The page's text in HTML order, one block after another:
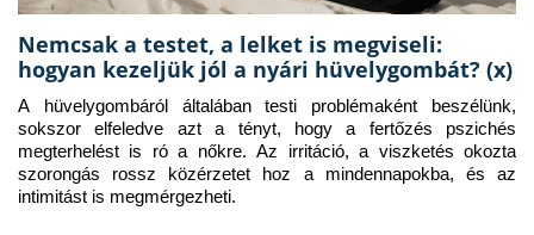
Nemcsak a testet, a lelket is megviseli:
hogyan kezeljük jól a nyári hüvelygombát? (x)
A hüvelygombáról általában testi problémaként beszélünk,
sokszor elfeledve azt a tényt, hogy a fertőzés pszichés
megterhelést is ró a nőkre. Az irritáció, a viszketés okozta
szorongás rossz közérzetet hoz a mindennapokba, és az
intimitást is megmérgezheti.